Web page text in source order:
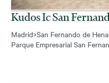
Kudos Ic San
Madrid>San Fernando de
Parque Empresarial San